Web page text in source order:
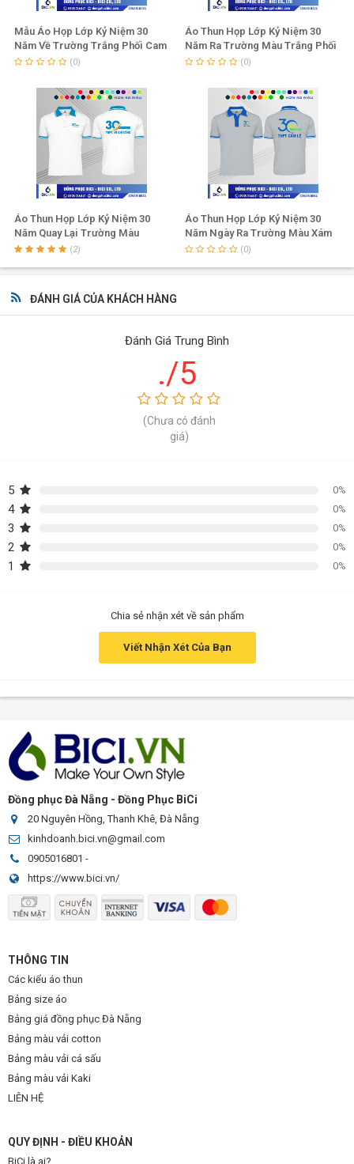
Mẫu Áo Họp Lớp Kỷ Niệm 30
Năm Về Trường Trắng Phối Cam
Đậm
(0)
Áo Thun Họp Lớp Kỷ Niệm 30
Năm Ra Trường Màu Trắng Phối
Bích
(0)
Áo Thun Họp Lớp Kỷ Niệm 30
Năm Quay Lại Trường Màu
Trắng Phối Xanh
(2)
Áo Thun Họp Lớp Kỷ Niệm 30
Năm Ngày Ra Trường Màu Xám
Phối Xanh
(0)
ĐÁNH GIÁ CỦA KHÁCH HÀNG
Đánh Giá Trung Bình
./5
(Chưa có đánh
giá)
5 0%
4 0%
3 0%
2 0%
1 0%
Chia sẻ nhận xét về sản phẩm
Viết Nhận Xét Của Bạn
Đồng phục Đà Nẵng - Đồng Phục BiCi
20 Nguyên Hồng, Thanh Khê, Đà Nẵng
kinhdoanh.bici.vn@gmail.com
0905016801 -
https://www.bici.vn/
THÔNG TIN
Các kiểu áo thun
Bảng size áo
Bảng giá đồng phục Đà Nẵng
Bảng màu vải cotton
Bảng màu vải cá sấu
Bảng màu vải Kaki
LIÊN HỆ
QUY ĐỊNH - ĐIỀU KHOẢN
BiCi là ai?